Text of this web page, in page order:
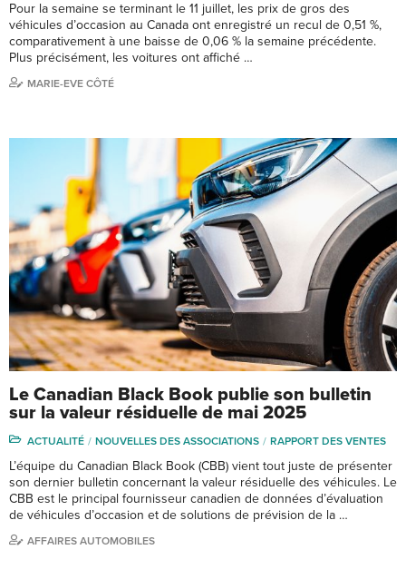
Pour la semaine se terminant le 11 juillet, les prix de gros des
véhicules d’occasion au Canada ont enregistré un recul de 0,51 %,
comparativement à une baisse de 0,06 % la semaine précédente.
Plus précisément, les voitures ont affiché …
MARIE-EVE CÔTÉ
Le Canadian Black Book publie son bulletin
sur la valeur résiduelle de mai 2025
ACTUALITÉ NOUVELLES DES ASSOCIATIONS RAPPORT DES VENTES
L’équipe du Canadian Black Book (CBB) vient tout juste de présenter
son dernier bulletin concernant la valeur résiduelle des véhicules. Le
CBB est le principal fournisseur canadien de données d’évaluation
de véhicules d’occasion et de solutions de prévision de la …
AFFAIRES AUTOMOBILES